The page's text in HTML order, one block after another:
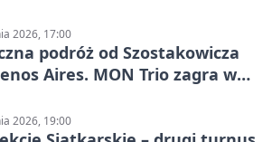
2026, 17:00
podróż od Szostakowicza
Aires. MON Trio zagra w
2026, 19:00